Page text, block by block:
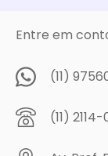
Entre em
(11)
(11)